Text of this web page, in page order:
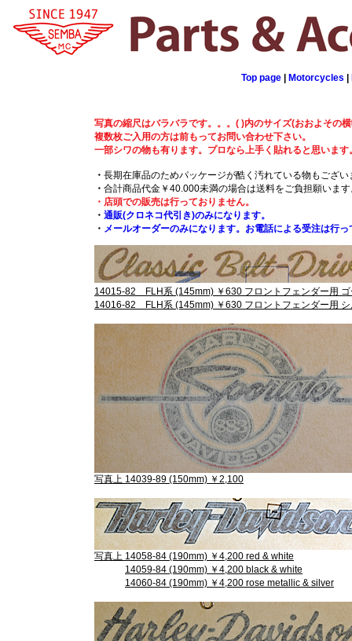
Top page Motorcycles
写真の縮尺はバラバラです。。。( )内のサイズ(おおよその
複数枚ご入用の方は前もってお問い合わせ下さい。
一部シワの物も有ります。プロなら上手く貼れると思います
・ 長期在庫品のためパッケージが酷く汚れている物もござい
・ 合計商品代金￥40.000未満の場合は送料をご負担願いま
・店頭での販売は行っておりません。
・ 通販(クロネコ代引き)のみになります。
・ メールオーダーのみになります。お電話による受注は行
14015-82 FLH系 (145mm) ￥630 フロントフェンダー用 ゴ
14016-82 FLH系 (145mm) ￥630 フロントフェンダー用 シ
写真上 14039-89 (150mm) ￥2,100
写真上 14058-84 (190mm) ￥4,200 red & white
14059-84 (190mm) ￥4,200 black & white
14060-84 (190mm) ￥4,200 rose metallic & silver